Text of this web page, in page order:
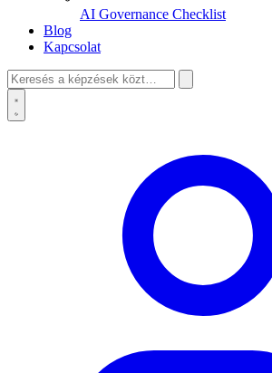
AI Governance Checklist
Blog
Kapcsolat